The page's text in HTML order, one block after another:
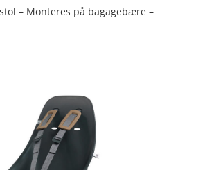
– Monteres på bagagebære –